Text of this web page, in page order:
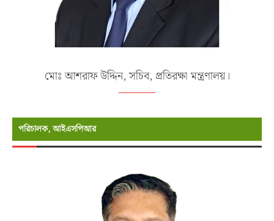
মোঃ আশরাফ উদ্দিন, সচিব, প্রতিরক্ষা মন্ত্রণালয়।
পরিচালক, আইএসপিআর